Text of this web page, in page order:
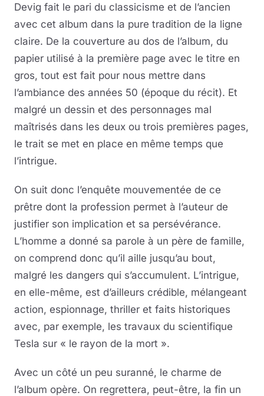
Devig fait le pari du classicisme et de l’ancien
avec cet album dans la pure tradition de la ligne
claire. De la couverture au dos de l’album, du
papier utilisé à la première page avec le titre en
gros, tout est fait pour nous mettre dans
l’ambiance des années 50 (époque du récit). Et
malgré un dessin et des personnages mal
maîtrisés dans les deux ou trois premières pages,
le trait se met en place en même temps que
l’intrigue.
On suit donc l’enquête mouvementée de ce
prêtre dont la profession permet à l’auteur de
justifier son implication et sa persévérance.
L’homme a donné sa parole à un père de famille,
on comprend donc qu’il aille jusqu’au bout,
malgré les dangers qui s’accumulent. L’intrigue,
en elle-même, est d’ailleurs crédible, mélangeant
action, espionnage, thriller et faits historiques
avec, par exemple, les travaux du scientifique
Tesla sur « le rayon de la mort ».
Avec un côté un peu suranné, le charme de
l’album opère. On regrettera, peut-être, la fin un